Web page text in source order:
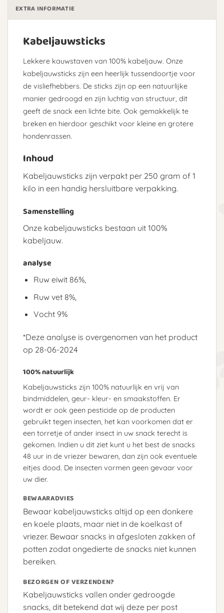
EXTRA INFORMATIE
Kabeljauwsticks
Lekkere kauwstaven van 100% kabeljauw. Onze
kabeljauwsticks zijn een heerlijk tussendoortje voor
de visliefhebbers. De sticks zijn op een natuurlijke
manier gedroogd en zijn luchtig van structuur, dit
geeft de snack een lichte bite. Ook gemakkelijk te
breken en hierdoor geschikt voor kleine en grotere
hondenrassen.
Inhoud
Kabeljauwsticks zijn verpakt per 250 gram of 1
kilo in een handig hersluitbare verpakking.
Samenstelling
Onze kabeljauwsticks bestaan uit 100%
kabeljauw.
analyse
Ruw eiwit 86%,
Ruw vet 8%,
Vocht 9%
*Deze analyse is overgenomen van het product
op 28-06-2024
100% natuurlijk
Kabeljauwsticks zijn 100% natuurlijk en vrij van
bindmiddelen, geur- kleur- en smaakstoffen. Er
wordt er ook geen pesticide op de producten
gebruikt tegen insecten, het kan voorkomen dat er
een torretje of ander insect in uw snack terecht is
gekomen. Indien u dit ziet kunt u het best de snacks
48 uur in de vriezer bewaren, dan zijn ook eventuele
eitjes dood. De insecten vormen geen gevaar voor
uw dier.
BEWAARADVIES
Bewaar kabeljauwsticks altijd op een donkere
en koele plaats, maar niet in de koelkast of
vriezer. Bewaar snacks in afgesloten zakken of
potten zodat ongedierte de snacks niet kunnen
bereiken.
BEZORGEN OF VERZENDEN?
Kabeljauwsticks vallen onder gedroogde
snacks, dit betekend dat wij deze per post